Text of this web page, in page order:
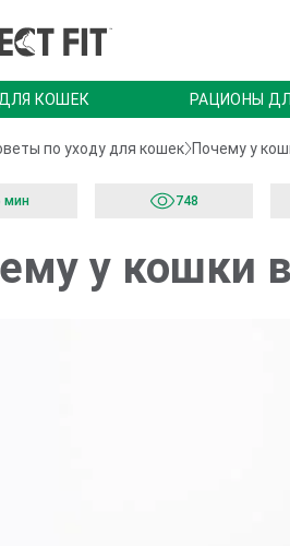
КОШЕК РАЦИОНЫ
по уходу для кошек Почему у
мин 748
у кошки